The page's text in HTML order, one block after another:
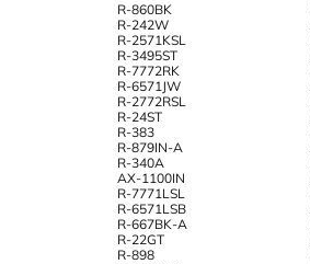
R-860BK
R-242W
R-2571KSL
R-3495ST
R-7772RK
R-6571JW
R-2772RSL
R-24ST
R-383
R-879IN-A
R-340A
AX-1100IN
R-7771LSL
R-6571LSB
R-667BK-A
R-22GT
R-898